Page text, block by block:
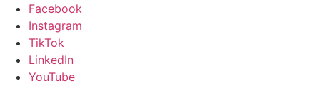
Facebook
Instagram
TikTok
LinkedIn
YouTube